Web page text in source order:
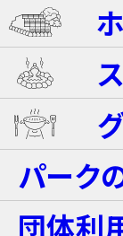
ライジ
ライジ
キャン
ウォー
プール
屋内キ
ホテル
グラン
プレミア
温泉
岩盤浴
ホテルブ
パーク
団体利